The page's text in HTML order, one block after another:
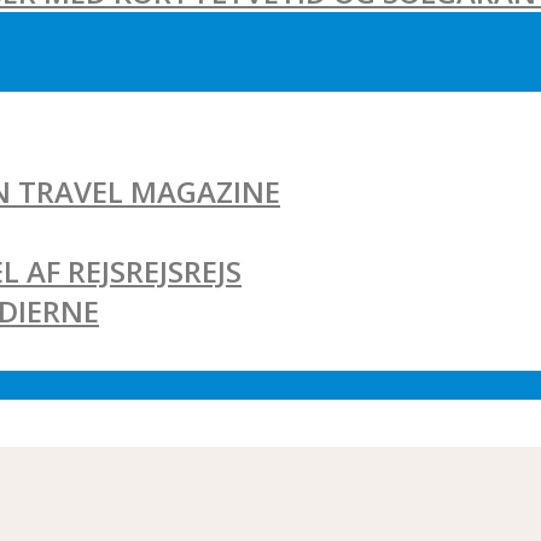
TRAVEL MAGAZINE
REJSREJSREJS